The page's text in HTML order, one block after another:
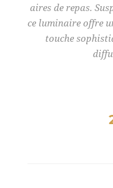
aires de repas.
ce luminaire offre
touche